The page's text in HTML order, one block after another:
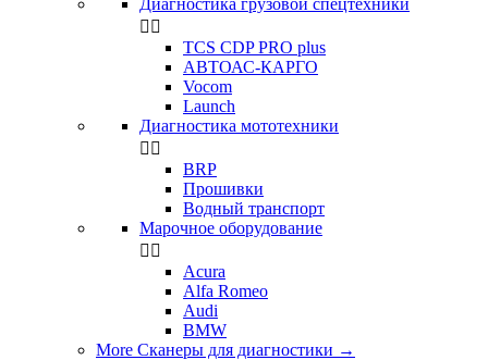
Диагностика грузовой спецтехники
 
TCS CDP PRO plus
АВТОАС-КАРГО
Vocom
Launch
Диагностика мототехники
 
BRP
Прошивки
Водный транспорт
Марочное оборудование
 
Acura
Alfa Romeo
Audi
BMW
More Сканеры для диагностики →